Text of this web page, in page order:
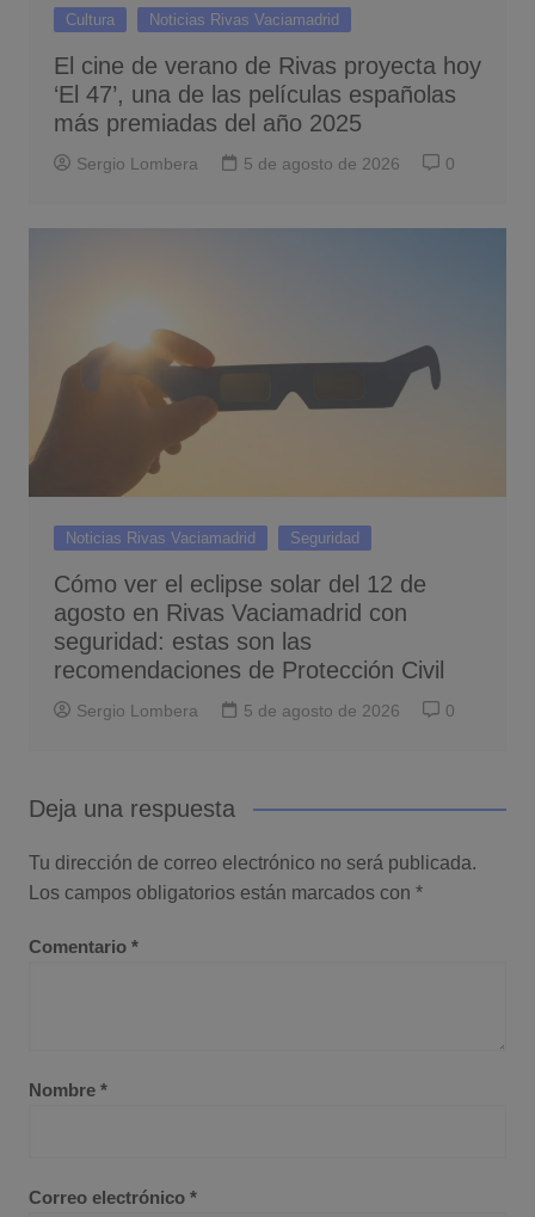
Cultura Noticias Rivas Vaciamadrid
El cine de verano de Rivas proyecta hoy
‘El 47’, una de las películas españolas
más premiadas del año 2025
Sergio Lombera 5 de agosto de 2026 0
Noticias Rivas Vaciamadrid Seguridad
Cómo ver el eclipse solar del 12 de
agosto en Rivas Vaciamadrid con
seguridad: estas son las
recomendaciones de Protección Civil
Sergio Lombera 5 de agosto de 2026 0
Deja una respuesta
Tu dirección de correo electrónico no será publicada.
Los campos obligatorios están marcados con *
Comentario *
Nombre *
Correo electrónico *